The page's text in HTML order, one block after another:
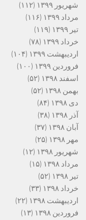
شهریور ۱۳۹۹
(۱۱۲)
مرداد ۱۳۹۹
(۱۱۶)
تیر ۱۳۹۹
(۱۱۹)
خرداد ۱۳۹۹
(۷۸)
اردیبهشت ۱۳۹۹
(۱۰۴)
فروردین ۱۳۹۹
(۱۰۰)
اسفند ۱۳۹۸
(۵۲)
بهمن ۱۳۹۸
(۵۲)
دی ۱۳۹۸
(۸۴)
آذر ۱۳۹۸
(۳۸)
آبان ۱۳۹۸
(۳۷)
مهر ۱۳۹۸
(۲۵)
شهریور ۱۳۹۸
(۱۲)
مرداد ۱۳۹۸
(۱۵)
تیر ۱۳۹۸
(۵۲)
خرداد ۱۳۹۸
(۳۳)
اردیبهشت ۱۳۹۸
(۲۲)
فروردین ۱۳۹۸
(۱۳)